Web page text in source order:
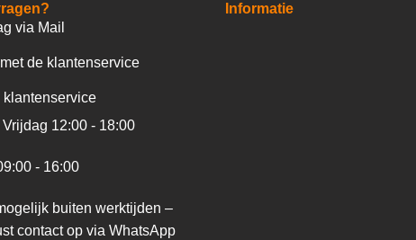
via Mail
de klantenservice
klantenservice
12:00 - 18:00
- 16:00
buiten werktijden –
contact op via WhatsApp
Informatie